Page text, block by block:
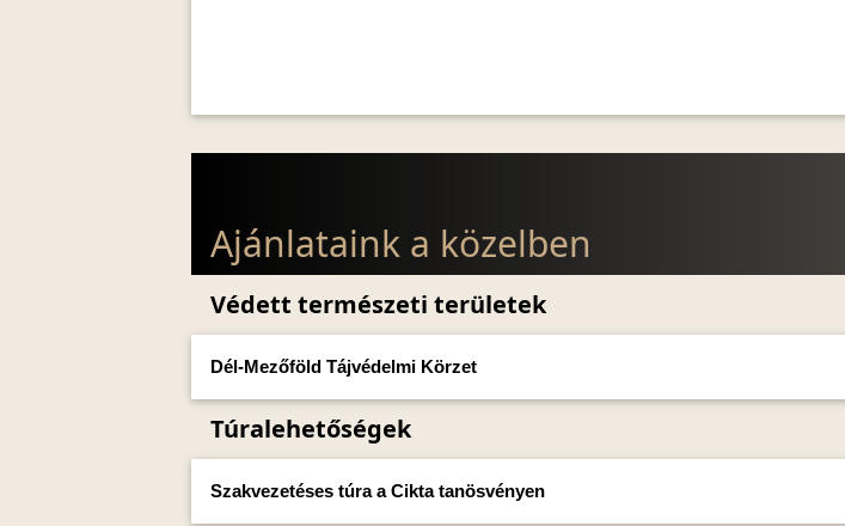
Ajánlataink a közelben
Védett természeti területek
Dél-Mezőföld Tájvédelmi Körzet
Túralehetőségek
Szakvezetéses túra a Cikta tanösvényen